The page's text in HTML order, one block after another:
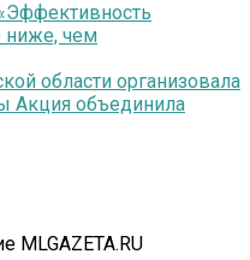
ниже, чем
области организовала
Акция объединила
MLGAZETA.RU